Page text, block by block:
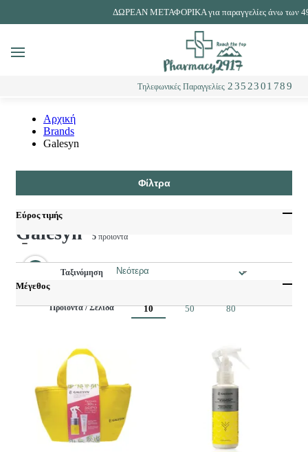
ΔΩΡΕΑΝ ΜΕΤΑΦΟΡΙΚΑ για παραγγελίες άνω των
Τηλεφωνικές Παραγγελίες 2352301789
MENU
Αρχική
Brands
Galesyn
Φίλτρα
Εύρος τιμής
Μέγεθος
100 ml
Galesyn 5 προϊόντα
Ταξινόμηση
Προϊόντα / Σελίδα 10 50 80